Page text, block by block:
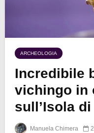
ARCHEOLOGIA
Incredibile
vichingo in
sull’Isola di
Manuela Chimera